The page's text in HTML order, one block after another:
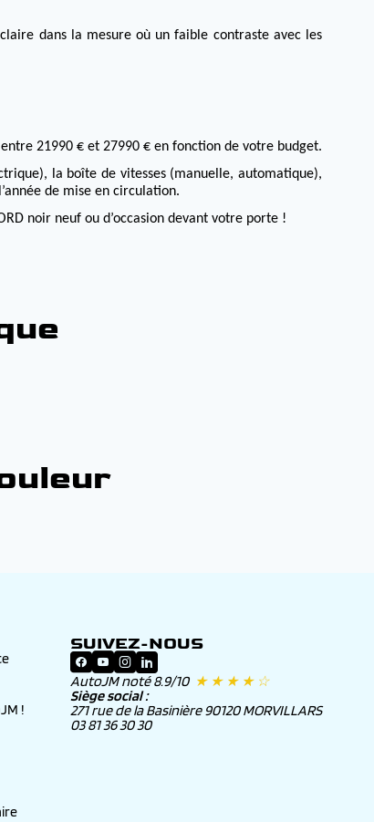
dans la mesure où un faible contraste avec les
21990 € et 27990 € en fonction de votre budget.
la boîte de vitesses (manuelle, automatique),
de mise en circulation.
noir neuf ou d’occasion devant votre porte !
!
SUIVEZ-NOUS
AutoJM noté 8.9/10 ★ ★ ★ ★ ☆
Siège social :
271 rue de la Basinière 90120 MORVILLARS
03 81 36 30 30